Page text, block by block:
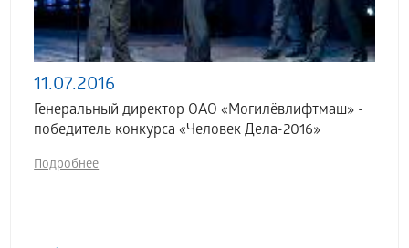
11.07.2016
Генеральный директор ОАО «Могилёвлифтмаш» -
победитель конкурса «Человек Дела-2016»
Подробнее